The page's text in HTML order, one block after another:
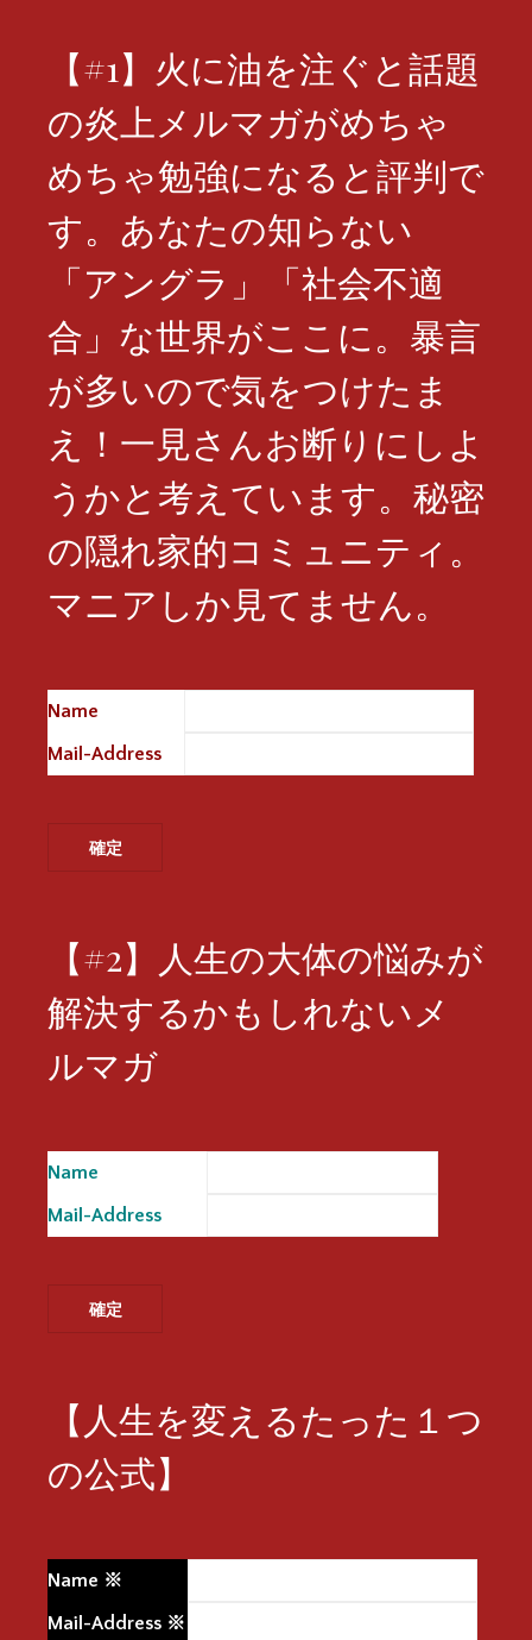
【#1】火に油を注ぐと話題
の炎上メルマガがめちゃ
めちゃ勉強になると評判で
す。あなたの知らない
「アングラ」「社会不適
合」な世界がここに。暴言
が多いので気をつけたま
え！一見さんお断りにしよ
うかと考えています。秘密
の隠れ家的コミュニティ。
マニアしか見てません。
Name
Mail-Address
【#2】人生の大体の悩みが
解決するかもしれないメ
ルマガ
Name
Mail-Address
【人生を変えるたった１つ
の公式】
Name ※
Mail-Address ※